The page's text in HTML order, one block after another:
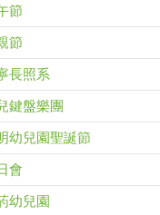
節
節
長照系
鍵盤樂團
幼兒園聖誕節
會
幼兒園